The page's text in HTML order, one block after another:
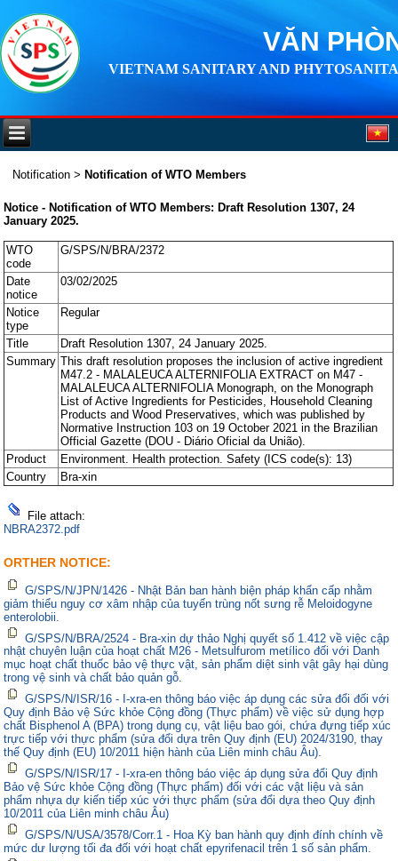
VĂN
VIETNAM SANITARY AND
Notification > Notification of WTO Members
Notice - Notification of WTO Members: Draft Resolution 1307, 24
January 2025.
WTO
code
G/SPS/N/BRA/2372
Date
notice
03/02/2025
Notice
type
Regular
Title
Draft Resolution 1307, 24 January 2025.
Summary This draft resolution proposes the inclusion of active ingredient
M47.2 - MALALEUCA ALTERNIFOLIA EXTRACT on M47 -
MALALEUCA ALTERNIFOLIA Monograph, on the Monograph
List of Active Ingredients for Pesticides, Household Cleaning
Products and Wood Preservatives, which was published by
Normative Instruction 103 on 19 October 2021 in the Brazilian
Official Gazette (DOU - Diário Oficial da União).
Product
Environment. Health protection. Safety (ICS code(s): 13)
Country
Bra-xin
File attach:
NBRA2372.pdf
ORTHER NOTICE:
G/SPS/N/JPN/1426 - Nhật Bản ban hành biện pháp khẩn cấp nhằm
giảm thiểu nguy cơ xâm nhập của tuyến trùng nốt sưng rễ Meloidogyne
enterolobii.
G/SPS/N/BRA/2524 - Bra-xin dự thảo Nghị quyết số 1.412 về việc cập
nhật chuyên luận của hoạt chất M26 - Metsulfurom metílico đối với Danh
mục hoạt chất thuốc bảo vệ thực vật, sản phẩm diệt sinh vật gây hại dùng
trong vệ sinh và chất bảo quản gỗ.
G/SPS/N/ISR/16 - I-xra-en thông báo việc áp dụng các sửa đổi đối với
Quy định Bảo vệ Sức khỏe Cộng đồng (Thực phẩm) về việc sử dụng hợp
chất Bisphenol A (BPA) trong dụng cụ, vật liệu bao gói, chứa đựng tiếp xúc
trực tiếp với thực phẩm (sửa đổi dựa trên Quy định (EU) 2024/3190, thay
thế Quy định (EU) 10/2011 hiện hành của Liên minh châu Âu).
G/SPS/N/ISR/17 - I-xra-en thông báo việc áp dụng sửa đổi Quy định
Bảo vệ Sức khỏe Cộng đồng (Thực phẩm) đối với các vật liệu và sản
phẩm nhựa dự kiến tiếp xúc với thực phẩm (sửa đổi dựa theo Quy định
10/2011 của Liên minh châu Âu)
G/SPS/N/USA/3578/Corr.1 - Hoa Kỳ ban hành quy định đính chính về
mức dư lượng tối đa đối với hoạt chất epyrifenacil trên 1 số sản phẩm.